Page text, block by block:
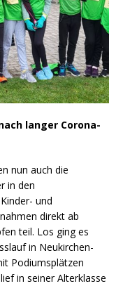
langer Corona-
nun auch die
in den
und
direkt ab
teil. Los ging es
in Neukirchen-
Podiumsplätzen
in seiner Alterklasse